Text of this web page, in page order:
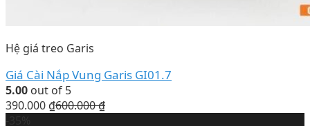
Hệ giá treo Garis
Giá Cài Nắp Vung Garis GI01.7
5.00 out of 5
390.000 ₫600.000₫